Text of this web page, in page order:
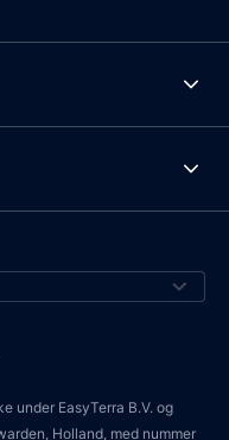
under EasyTerra B.V. og
Holland, med nummer